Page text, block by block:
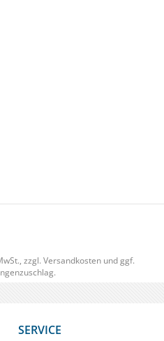
zzgl. Versandkosten und ggf.
SERVICE